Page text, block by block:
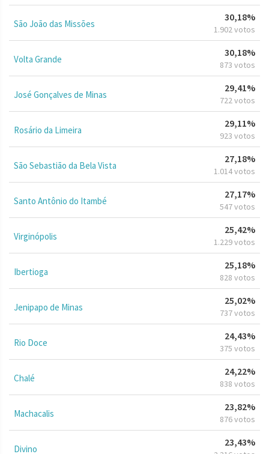
São João das Missões
30,18%
1.902 votos
Volta Grande
30,18%
873 votos
José Gonçalves de Minas
29,41%
722 votos
Rosário da Limeira
29,11%
923 votos
São Sebastião da Bela Vista
27,18%
1.014 votos
Santo Antônio do Itambé
27,17%
547 votos
Virginópolis
25,42%
1.229 votos
Ibertioga
25,18%
828 votos
Jenipapo de Minas
25,02%
737 votos
Rio Doce
24,43%
375 votos
Chalé
24,22%
838 votos
Machacalis
23,82%
876 votos
Divino
23,43%